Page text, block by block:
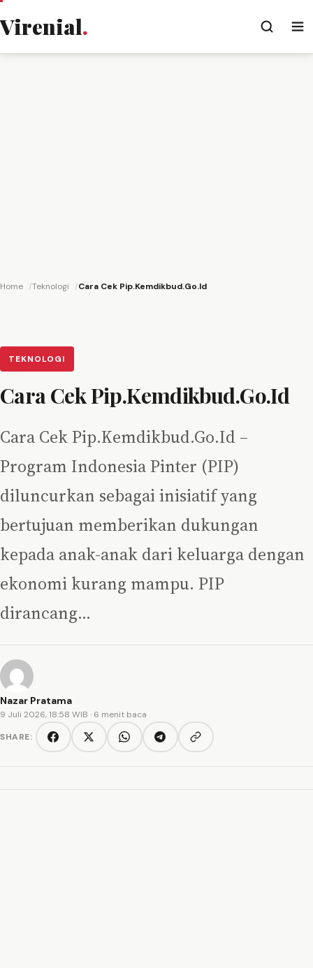
Virenial.
Home Teknologi Cara Cek Pip.Kemdikbud.Go.Id
TEKNOLOGI
Cara Cek Pip.Kemdikbud.Go.Id
Cara Cek Pip.Kemdikbud.Go.Id –
Program Indonesia Pinter (PIP)
diluncurkan sebagai inisiatif yang
bertujuan memberikan dukungan
kepada anak-anak dari keluarga dengan
ekonomi kurang mampu. PIP
dirancang…
Nazar Pratama
9 Juli 2026, 18:58 WIB · 6 menit baca
SHARE:
FacebookTwitter/XWhatsAppTelegramCopy link